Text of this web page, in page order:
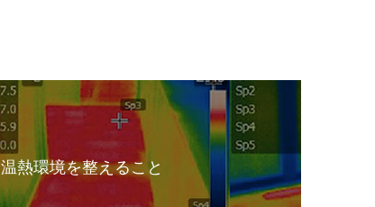
温熱環境を整えること